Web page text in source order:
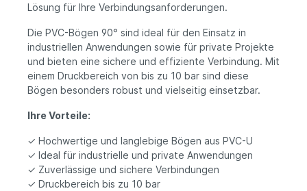
Lösung für Ihre Verbindungsanforderungen.
Die PVC-Bögen 90° sind ideal für den Einsatz in
industriellen Anwendungen sowie für private Projekte
und bieten eine sichere und effiziente Verbindung. Mit
einem Druckbereich von bis zu 10 bar sind diese
Bögen besonders robust und vielseitig einsetzbar.
Ihre Vorteile:
✓ Hochwertige und langlebige Bögen aus PVC-U
✓ Ideal für industrielle und private Anwendungen
✓ Zuverlässige und sichere Verbindungen
✓ Druckbereich bis zu 10 bar